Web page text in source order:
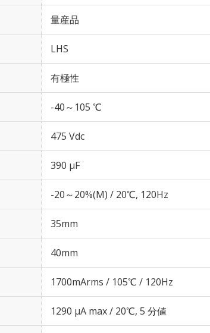
量産品
LHS
有極性
-40～105 ℃
475 Vdc
390 µF
-20～20%(M) / 20℃, 120Hz
35mm
40mm
1700mArms / 105℃ / 120Hz
1290 μA max / 20℃, 5 分値